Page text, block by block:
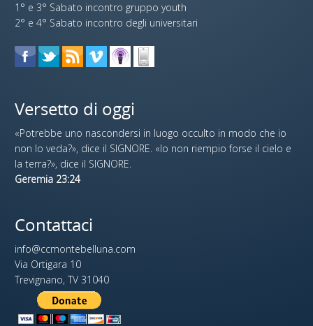
1° e 3° Sabato incontro gruppo youth
2° e 4° Sabato incontro degli universitari
Versetto di oggi
«Potrebbe uno nascondersi in luogo occulto in modo che io
non lo veda?», dice il SIGNORE. «Io non riempio forse il cielo e
la terra?», dice il SIGNORE.
Geremia 23:24
Contattaci
info@ccmontebelluna.com
Via Ortigara 10
Trevignano, TV 31040